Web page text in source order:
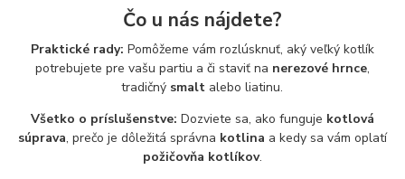
Čo u nás nájdete?
Praktické rady: Pomôžeme vám rozlúsknuť, aký veľký kotlík
potrebujete pre vašu partiu a či staviť na nerezové hrnce,
tradičný smalt alebo liatinu.
Všetko o príslušenstve: Dozviete sa, ako funguje kotlová
súprava, prečo je dôležitá správna kotlina a kedy sa vám oplatí
požičovňa kotlíkov.